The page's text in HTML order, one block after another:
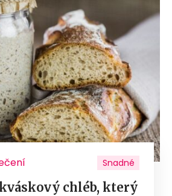
Snadné
chléb, který